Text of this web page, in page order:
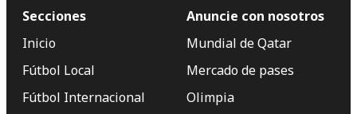
Secciones
Inicio
Fútbol Local
Fútbol Internacional
Anuncie con nosotros
Mundial de Qatar
Mercado de pases
Olimpia